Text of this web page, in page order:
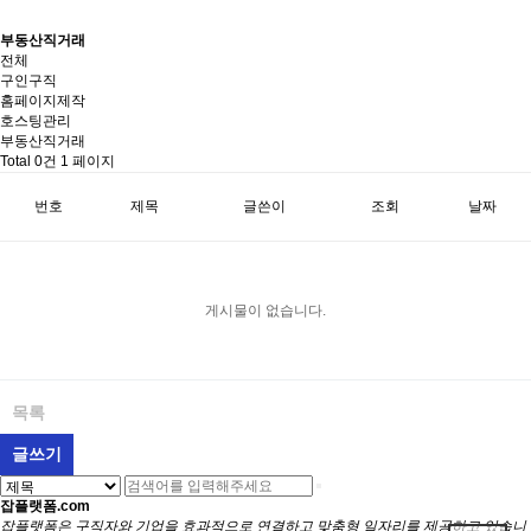
부동산직거래
전체
구인구직
홈페이지제작
호스팅관리
부동산직거래
Total 0건 1 페이지
번호 제목 글쓴이 조회 날짜
게시물이 없습니다.
목록
글쓰기
잡플랫폼.com
잡플랫폼은 구직자와 기업을 효과적으로 연결하고 맞춤형 일자리를 제공하고 있습니